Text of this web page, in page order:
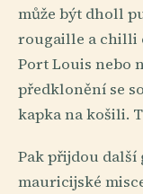
může být dholl
rougaille a chilli
Port Louis nebo
předklonění se
kapka na košili.
Pak přijdou
mauricijské